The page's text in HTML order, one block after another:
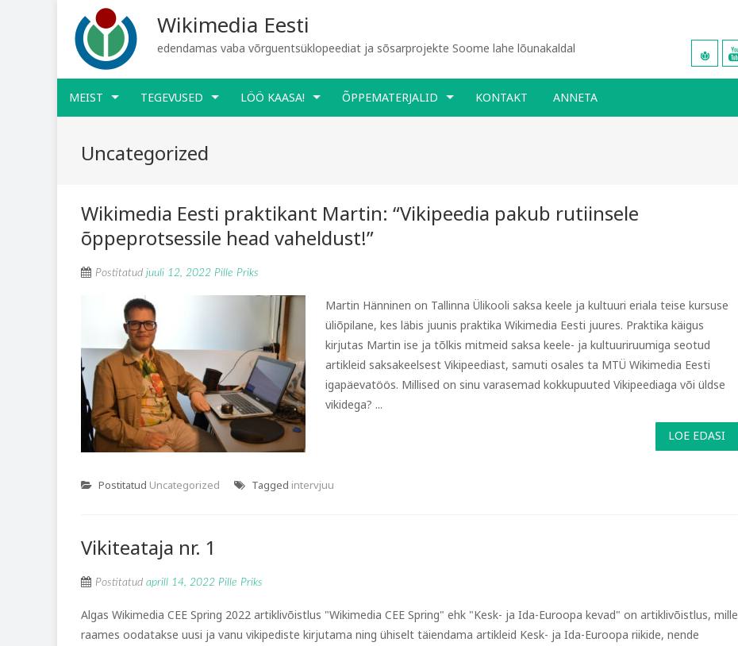
Wikimedia Eesti
edendamas vaba võrguentsüklopeediat ja sõsarprojekte Soome lahe lõunakaldal
MEIST TEGEVUSED LÖÖ KAASA! ÕPPEMATERJALID KONTAKT ANNETA
Uncategorized
Wikimedia Eesti praktikant Martin: “Vikipeedia pakub rutiinsele
õppeprotsessile head vaheldust!”
Postitatud juuli 12, 2022 Pille Priks
Martin Hänninen on Tallinna Ülikooli saksa keele ja kultuuri eriala teise kursuse
üliõpilane, kes läbis juunis praktika Wikimedia Eesti juures. Praktika käigus
kirjutas Martin ise ja tõlkis mitmeid saksa keele- ja kultuuriruumiga seotud
artikleid saksakeelsest Vikipeediast, samuti osales ta MTÜ Wikimedia Eesti
igapäevatöös. Millised on sinu varasemad kokkupuuted Vikipeediaga või üldse
vikidega? ...
LOE EDASI
Postitatud Uncategorized Tagged intervjuu
Vikiteataja nr. 1
Postitatud aprill 14, 2022 Pille Priks
Algas Wikimedia CEE Spring 2022 artiklivõistlus "Wikimedia CEE Spring" ehk "Kesk- ja Ida-Euroopa kevad" on artiklivõistlus, mille
raames oodatakse uusi ja vanu vikipediste kirjutama ning ühiselt täiendama artikleid Kesk- ja Ida-Euroopa riikide, nende